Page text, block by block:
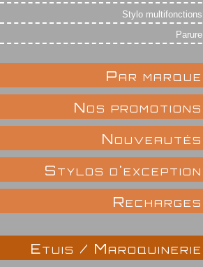
Stylo multifonctions
Parure
Par marque
Nos promotions
Nouveautés
Stylos d'exception
Recharges
Etuis / Maroquinerie